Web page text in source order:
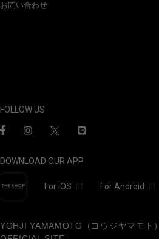
お問い合わせ
FOLLOW US
DOWNLOAD OUR APP
For iOS For Android
YOHJI YAMAMOTO（ヨウジヤマモト）